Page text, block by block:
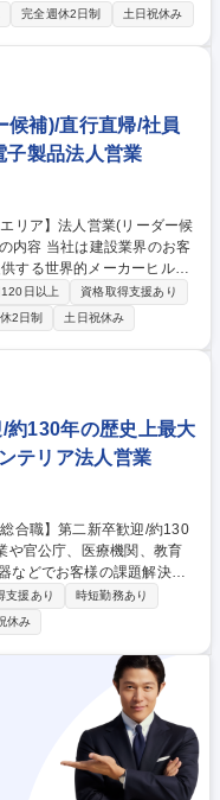
製品力を武器に営業活動を
を把握し、シュミレーショ
、開発上の顧客課題を把
様を決定し、価格交渉、納
を支援し、長期にわたる関
完全週休2日制 土日祝休み
候補)/直行直帰/社員
子製品法人営業
する世界的メーカーヒルテ
社にて法人営業をお任せ。
営業を
。営業シーンのイメージと
頂き、実際に使用される方
品のプレゼン■建設事務所を
社後約半年間の研修に
て営業手法や製品知識は習
ア】
92％/Web面接
日以上
資格取得支援あり
2日制 土日祝休み
約130年の歴史上最大
テリア法人営業
などでお客様の課題解決を
。商品の提案だけでなく空
徴】ただオフィス家具を売
する「コト」売り営業で、
をする機会もございます
ニーズの高まりを背景に事
連続で過去最高を更新！さ
資実施
支援あり
時短勤務あり
休み